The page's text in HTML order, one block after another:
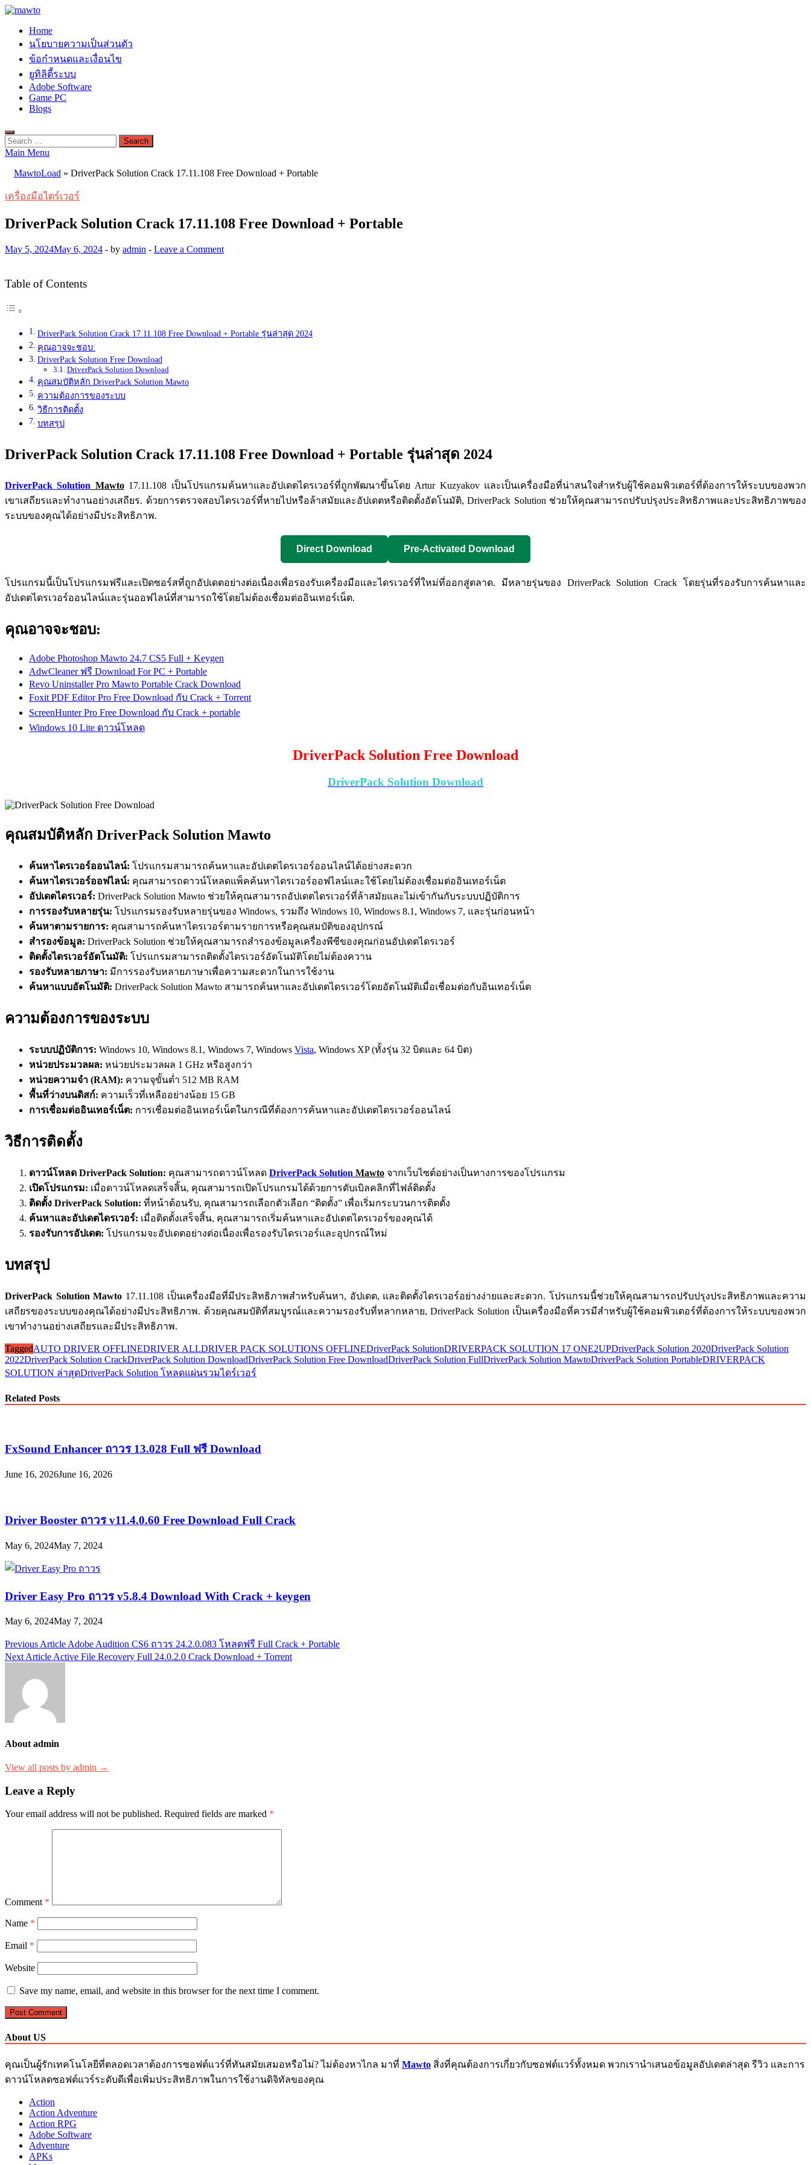
Skip
content
MAWTO
ดาวน์โหลดโปรแกรมฟรี ตัวเต็มถาวร ใหม่ 2023 ไม่ครอบลิงค์
Home
นโยบายความเป็นส่วนตัว
ข้อกำหนดและเงื่อนไข
ยูทิลิตี้ระบบ
Adobe Software
Game PC
Blogs
Search
for:
Main Menu
MawtoLoad » DriverPack Solution Crack 17.11.108 Free Download + Portable
เครื่องมือไดร์เวอร์
DriverPack Solution Crack 17.11.108 Free Download + Portable
May 5, 2024May 6, 2024 - by admin - Leave a Comment
Table of Contents
DriverPack Solution Crack 17.11.108 Free Download + Portable รุ่นล่าสุด 2024
คุณอาจจะชอบ:
DriverPack Solution Free Download
DriverPack Solution Download
คุณสมบัติหลัก DriverPack Solution Mawto
ความต้องการของระบบ
วิธีการติดตั้ง
บทสรุป
DriverPack Solution Crack 17.11.108 Free Download + Portable รุ่นล่าสุด 2024
DriverPack Solution Mawto17.11.108 เป็นโปรแกรมค้นหาและอัปเดตไดรเวอร์ที่ถูกพัฒนาขึ้นโดย Artur Kuzyakov และเป็นเครื่องมือที่น่าสนใจสำหรับผู้ใช้คอมพิวเตอร์ที่ต้องการให้ระบบของพวก
เขาเสถียรและทำงานอย่างเสถียร. ด้วยการตรวจสอบไดรเวอร์ที่หายไปหรือล้าสมัยและอัปเดตหรือติดตั้งอัตโนมัติ, DriverPack Solution ช่วยให้คุณสามารถปรับปรุงประสิทธิภาพและประสิทธิภาพของ
ระบบของคุณได้อย่างมีประสิทธิภาพ.
Direct Download Pre-Activated Download
โปรแกรมนี้เป็นโปรแกรมฟรีและเปิดซอร์สที่ถูกอัปเดตอย่างต่อเนื่องเพื่อรองรับเครื่องมือและไดรเวอร์ที่ใหม่ที่ออกสู่ตลาด. มีหลายรุ่นของ DriverPack Solution Crack โดยรุ่นที่รองรับการค้นหาและ
อัปเดตไดรเวอร์ออนไลน์และรุ่นออฟไลน์ที่สามารถใช้โดยไม่ต้องเชื่อมต่ออินเทอร์เน็ต.
คุณอาจจะชอบ:
Adobe Photoshop Mawto 24.7 CS5 Full + Keygen
AdwCleaner ฟรี Download For PC + Portable
Revo Uninstaller Pro Mawto Portable Crack Download
Foxit PDF Editor Pro Free Download กับ Crack + Torrent
ScreenHunter Pro Free Download กับ Crack + portable
Windows 10 Lite ดาวน์โหลด
DriverPack Solution Free Download
DriverPack Solution Download
คุณสมบัติหลัก DriverPack Solution Mawto
ค้นหาไดรเวอร์ออนไลน์: โปรแกรมสามารถค้นหาและอัปเดตไดรเวอร์ออนไลน์ได้อย่างสะดวก
ค้นหาไดรเวอร์ออฟไลน์: คุณสามารถดาวน์โหลดแพ็คค้นหาไดรเวอร์ออฟไลน์และใช้โดยไม่ต้องเชื่อมต่ออินเทอร์เน็ต
อัปเดตไดรเวอร์: DriverPack Solution Mawto ช่วยให้คุณสามารถอัปเดตไดรเวอร์ที่ล้าสมัยและไม่เข้ากันกับระบบปฏิบัติการ
การรองรับหลายรุ่น: โปรแกรมรองรับหลายรุ่นของ Windows, รวมถึง Windows 10, Windows 8.1, Windows 7, และรุ่นก่อนหน้า
ค้นหาตามรายการ: คุณสามารถค้นหาไดรเวอร์ตามรายการหรือคุณสมบัติของอุปกรณ์
สำรองข้อมูล: DriverPack Solution ช่วยให้คุณสามารถสำรองข้อมูลเครื่องพีซีของคุณก่อนอัปเดตไดรเวอร์
ติดตั้งไดรเวอร์อัตโนมัติ: โปรแกรมสามารถติดตั้งไดรเวอร์อัตโนมัติโดยไม่ต้องควาน
รองรับหลายภาษา: มีการรองรับหลายภาษาเพื่อความสะดวกในการใช้งาน
ค้นหาแบบอัตโนมัติ: DriverPack Solution Mawto สามารถค้นหาและอัปเดตไดรเวอร์โดยอัตโนมัติเมื่อเชื่อมต่อกับอินเทอร์เน็ต
ความต้องการของระบบ
ระบบปฏิบัติการ: Windows 10, Windows 8.1, Windows 7, Windows Vista, Windows XP (ทั้งรุ่น 32 บิตและ 64 บิต)
หน่วยประมวลผล: หน่วยประมวลผล 1 GHz หรือสูงกว่า
หน่วยความจำ (RAM): ความจุขั้นต่ำ 512 MB RAM
พื้นที่ว่างบนดิสก์: ความเร็วที่เหลืออย่างน้อย 15 GB
การเชื่อมต่ออินเทอร์เน็ต: การเชื่อมต่ออินเทอร์เน็ตในกรณีที่ต้องการค้นหาและอัปเดตไดรเวอร์ออนไลน์
วิธีการติดตั้ง
ดาวน์โหลด DriverPack Solution: คุณสามารถดาวน์โหลด DriverPack Solution Mawto จากเว็บไซต์อย่างเป็นทางการของโปรแกรม
เปิดโปรแกรม: เมื่อดาวน์โหลดเสร็จสิ้น, คุณสามารถเปิดโปรแกรมได้ด้วยการดับเบิลคลิกที่ไฟล์ติดตั้ง
ติดตั้ง DriverPack Solution: ที่หน้าต้อนรับ, คุณสามารถเลือกตัวเลือก “ติดตั้ง” เพื่อเริ่มกระบวนการติดตั้ง
ค้นหาและอัปเดตไดรเวอร์: เมื่อติดตั้งเสร็จสิ้น, คุณสามารถเริ่มค้นหาและอัปเดตไดรเวอร์ของคุณได้
รองรับการอัปเดต: โปรแกรมจะอัปเดตอย่างต่อเนื่องเพื่อรองรับไดรเวอร์และอุปกรณ์ใหม่
บทสรุป
DriverPack Solution Mawto 17.11.108 เป็นเครื่องมือที่มีประสิทธิภาพสำหรับค้นหา, อัปเดต, และติดตั้งไดรเวอร์อย่างง่ายและสะดวก. โปรแกรมนี้ช่วยให้คุณสามารถปรับปรุงประสิทธิภาพและความ
เสถียรของระบบของคุณได้อย่างมีประสิทธิภาพ. ด้วยคุณสมบัติที่สมบูรณ์และความรองรับที่หลากหลาย, DriverPack Solution เป็นเครื่องมือที่ควรมีสำหรับผู้ใช้คอมพิวเตอร์ที่ต้องการให้ระบบของพวก
เขาทำงานอย่างเสถียรและมีประสิทธิภาพ.
TaggedAUTO DRIVER OFFLINEDRIVER ALLDRIVER PACK SOLUTIONS OFFLINEDriverPack SolutionDRIVERPACK SOLUTION 17 ONE2UPDriverPack Solution 2020DriverPack Solution
2022DriverPack Solution CrackDriverPack Solution DownloadDriverPack Solution Free DownloadDriverPack Solution FullDriverPack Solution MawtoDriverPack Solution PortableDRIVERPACK
SOLUTION ล่าสุดDriverPack Solution โหลดแผ่นรวมไดร์เวอร์
Related Posts
FxSound Enhancer ถาวร 13.028 Full ฟรี Download
June 16, 2026June 16, 2026
Driver Booster ถาวร v11.4.0.60 Free Download Full Crack
May 6, 2024May 7, 2024
Driver Easy Pro ถาวร v5.8.4 Download With Crack + keygen
May 6, 2024May 7, 2024
Post
navigation
Previous ArticleAdobe Audition CS6 ถาวร 24.2.0.083 โหลดฟรี Full Crack + Portable
Next ArticleActive File Recovery Full 24.0.2.0 Crack Download + Torrent
About admin
View all posts by admin →
Leave a Reply
Your email address will not be published. Required fields are marked *
Comment *
Name *
Email *
Website
Save my name, email, and website in this browser for the next time I comment.
About US
คุณเป็นผู้รักเทคโนโลยีที่ตลอดเวลาต้องการซอฟต์แวร์ที่ทันสมัยเสมอหรือไม่? ไม่ต้องหาไกล มาที่ Mawto สิ่งที่คุณต้องการเกี่ยวกับซอฟต์แวร์ทั้งหมด พวกเรานำเสนอข้อมูลอัปเดตล่าสุด รีวิว และการ
ดาวน์โหลดซอฟต์แวร์ระดับดีเพื่อเพิ่มประสิทธิภาพในการใช้งานดิจิทัลของคุณ
Action
Action Adventure
Action RPG
Adobe Software
Adventure
APKs